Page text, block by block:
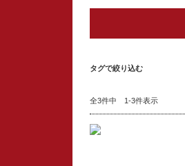
タグで絞り込む
全3件中 1-3件表示